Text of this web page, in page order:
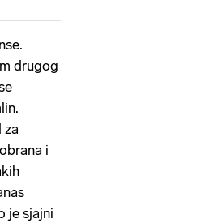
drugog
za
i
je sjajni